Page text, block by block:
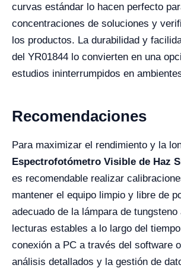
curvas estándar lo hacen perfecto
concentraciones de soluciones y
los productos. La durabilidad y
del YR01844 lo convierten en una
estudios ininterrumpidos en
Recomendaciones
Para maximizar el rendimiento y la
Espectrofotómetro Visible de Haz
es recomendable realizar
mantener el equipo limpio y libre de
adecuado de la lámpara de tungsteno
lecturas estables a lo largo del
conexión a PC a través del software
análisis detallados y la gestión de